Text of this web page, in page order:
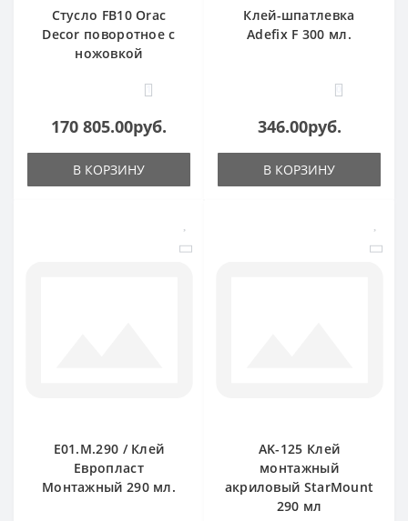
Стусло FB10 Orac
Decor поворотное с
ножовкой
1
170 805.00руб.
В КОРЗИНУ
Клей-шпатлевка
Adefix F 300 мл.
0
346.00руб.
В КОРЗИНУ
E01.M.290 / Клей
Европласт
Монтажный 290 мл.
AK-125 Клей
монтажный
акриловый StarMount
290 мл